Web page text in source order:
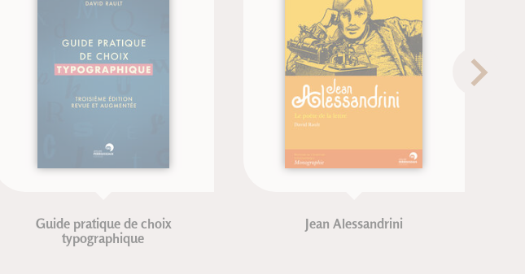
Guide pratique de choix
typographique
Jean Alessandrini